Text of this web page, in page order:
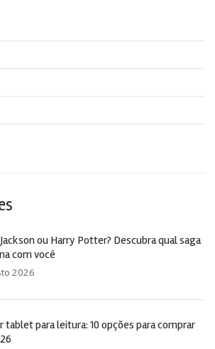
ou Harry Potter? Descubra qual saga
com você
2026
tablet para leitura: 10 opções para comprar